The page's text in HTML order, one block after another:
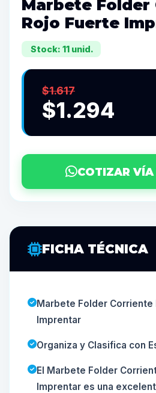
Marbete Folder
Rojo Fuerte
Stock: 11 unid.
$1.617
$1.294
COTIZAR
FICHA TÉCNICA
Marbete Folder Corriente
Imprentar
Organiza y Clasifica con
El Marbete Folder
Imprentar es una